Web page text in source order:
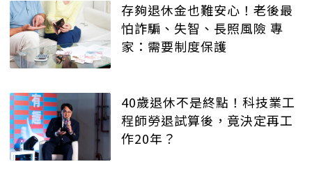
存夠退休金也難安心！老後最
怕詐騙、失智、長照風險 專
家：需要制度保護
40歲退休不是終點！科技業工
程師勞退試算後，竟決定再工
作20年？